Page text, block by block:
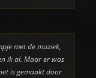
met de muziek,
ik al. Maar er was
is gemaakt door